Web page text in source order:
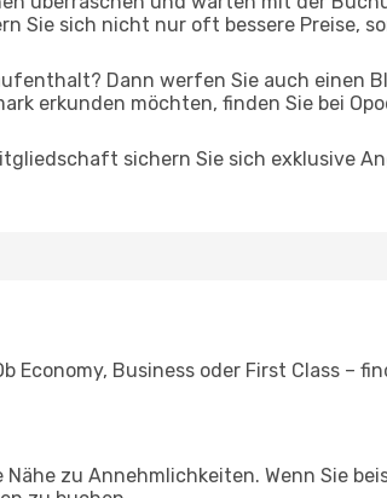
Sie sich nicht nur oft bessere Preise,
Dann werfen Sie auch einen
erkunden möchten, finden Sie bei
sichern Sie sich exklusive
Business oder First Class –
zu Annehmlichkeiten. Wenn Sie